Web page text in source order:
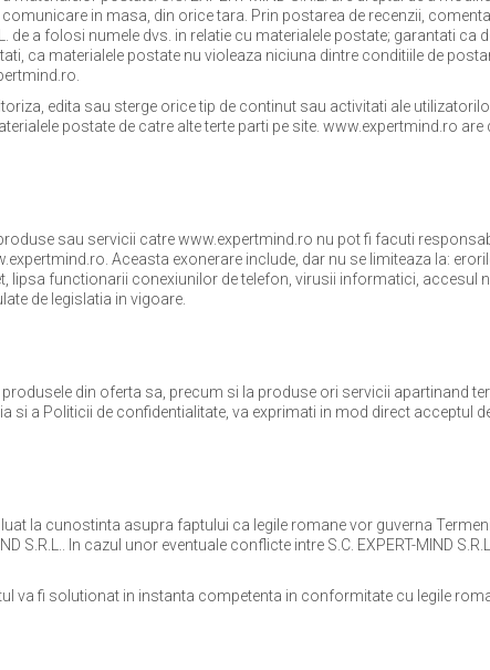
in masa, din orice tara. Prin postarea de recenzii,
de a folosi numele dvs. in relatie cu materialele postate; garantati
ca materialele postate nu violeaza niciuna dintre conditiile de
edita sau sterge orice tip de continut sau activitati ale
postate de catre alte terte parti pe site. www.expertmind.ro
sau servicii catre www.expertmind.ro nu pot fi facuti
Aceasta exonerare include, dar nu se limiteaza la:
lipsa functionarii conexiunilor de telefon, virusii informatici, accesul
de legislatia in vigoare.
din oferta sa, precum si la produse ori servicii apartinand
si a Politicii de confidentialitate, va exprimati in mod direct acceptul
la cunostinta asupra faptului ca legile romane vor guverna
S.R.L.. In cazul unor eventuale conflicte intre S.C. EXPERT-MIND
va fi solutionat in instanta competenta in conformitate cu legile